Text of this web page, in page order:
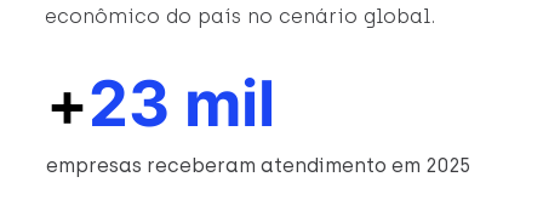
econômico do país no cenário global.
+23 mil
empresas receberam atendimento em 2025